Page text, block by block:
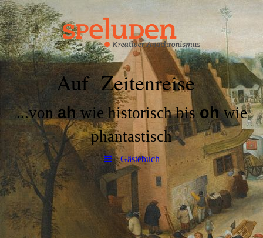
Auf Zeitenreise
...vonahwie historisch bisohwie
phantastisch
Gästebuch